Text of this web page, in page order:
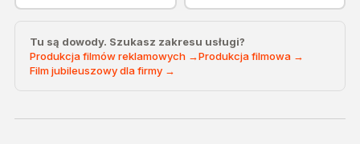
Tu są dowody. Szukasz zakresu usługi?
Produkcja filmów reklamowych →Produkcja filmowa →
Film jubileuszowy dla firmy →